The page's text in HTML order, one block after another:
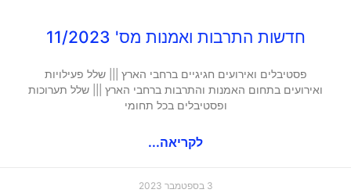
חדשות התרבות ואמנות מס' 11/2023
פסטיבלים ואירועים חגיגיים ברחבי הארץ ||| שלל פעילויות
ואירועים בתחום האמנות והתרבות ברחבי הארץ ||| שלל תערוכות
ופסטיבלים בכל תחומי
לקריאה...
3 בספטמבר 2023